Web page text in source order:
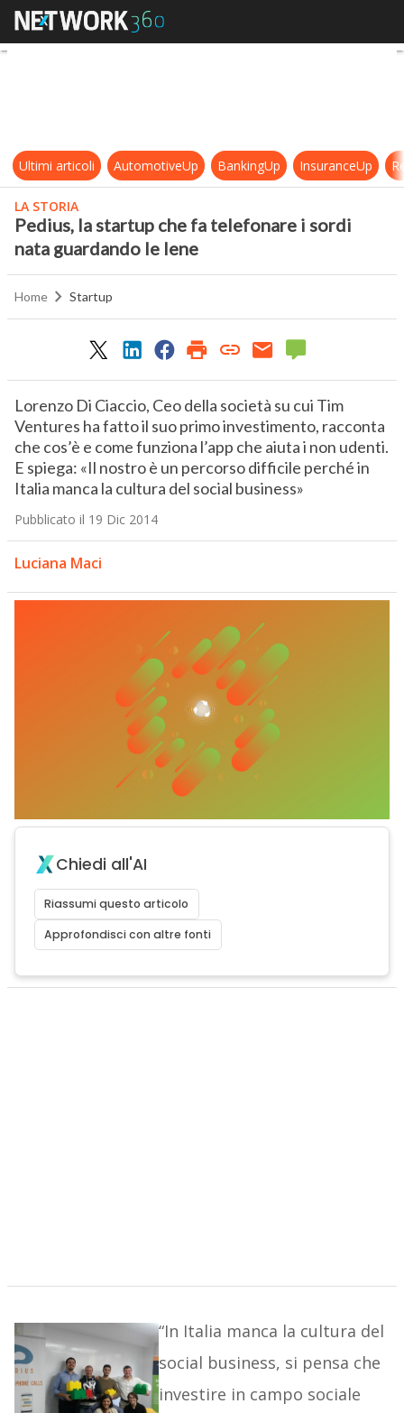
Pedius, la startup che fa
Ultimi articoli AutomotiveUp BankingUp InsuranceUp
LA STORIA
Pedius, la startup che fa telefonare i sordi
nata guardando le Iene
Home Startup
Lorenzo Di Ciaccio, Ceo della società su cui Tim
Ventures ha fatto il suo primo investimento, racconta
che cos’è e come funziona l’app che aiuta i non udenti.
E spiega: «Il nostro è un percorso difficile perché in
Italia manca la cultura del social business»
Pubblicato il 19 Dic 2014
Luciana Maci
Chiedi all'AI
Riassumi questo articolo
Approfondisci con altre fonti
“In Italia manca la cultura del
social business, si pensa che
investire in campo sociale